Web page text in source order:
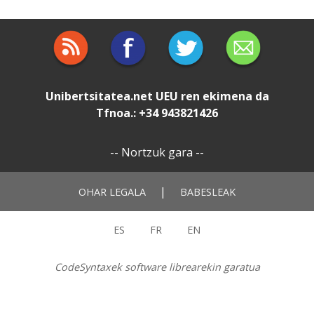
Unibertsitatea.net UEU ren ekimena da
Tfnoa.: +34 943821426
-- Nortzuk gara --
OHAR LEGALA | BABESLEAK
ES FR EN
CodeSyntaxek software librearekin garatua